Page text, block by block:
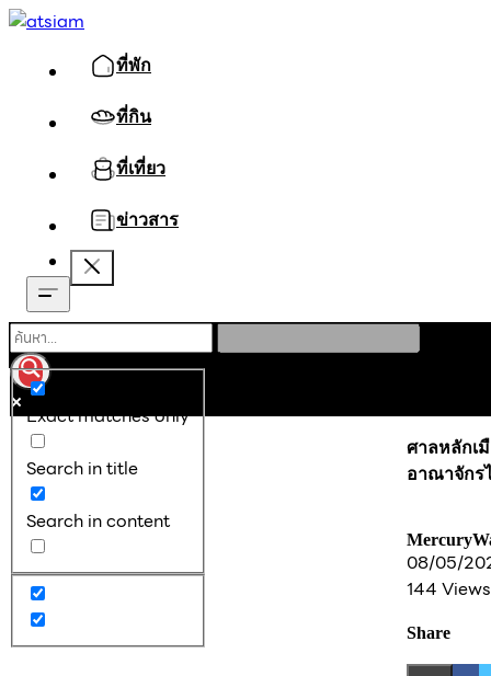
ที่พัก
ที่กิน
ที่เที่ยว
ข่าวสาร
Exact matches only
Search in title
Search in content
ศาลหลักเ
อาณาจักร
08/05/
144 Views
Share